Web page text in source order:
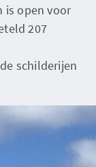
is open voor
207
schilderijen